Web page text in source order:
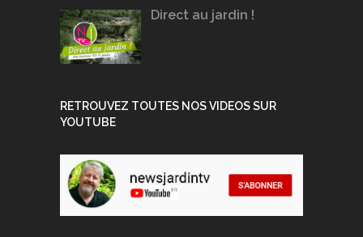
Direct au jardin !
RETROUVEZ TOUTES NOS VIDEOS SUR
YOUTUBE